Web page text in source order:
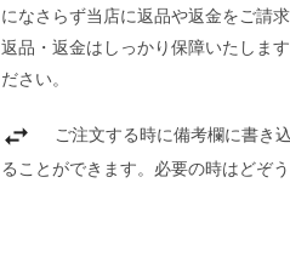
になさらず当店に返品や返金をご請
返品・返金はしっかり保障いたしま
ださい。
ご注文する時に備考欄に書き
ることができます。必要の時はどぞ